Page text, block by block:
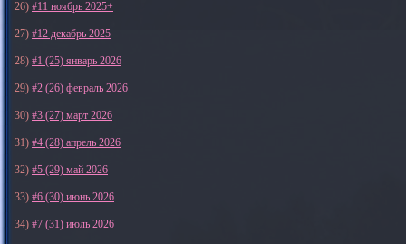
26) #11 ноябрь 2025+
27) #12 декабрь 2025
28) #1 (25) январь 2026
29) #2 (26) февраль 2026
30) #3 (27) март 2026
31) #4 (28) апрель 2026
32) #5 (29) май 2026
33) #6 (30) июнь 2026
34) #7 (31) июль 2026